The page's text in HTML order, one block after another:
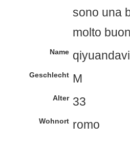
sono una
molto
Name
Geschlecht M
Alter 33
Wohnort romo